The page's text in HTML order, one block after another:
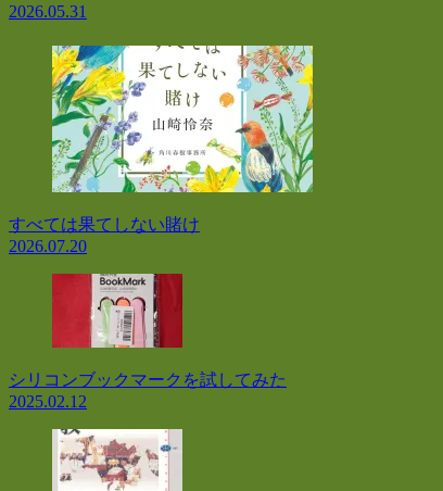
2026.05.31
すべては果てしない賭け
2026.07.20
シリコンブックマークを試してみた
2025.02.12